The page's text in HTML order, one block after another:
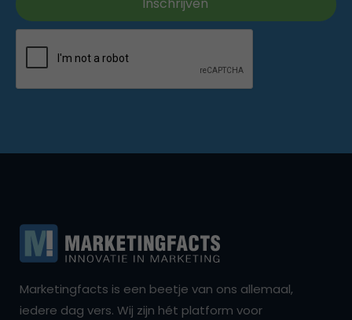
Marketingfacts is een beetje van ons allemaal,
iedere dag vers. Wij zijn hét platform voor